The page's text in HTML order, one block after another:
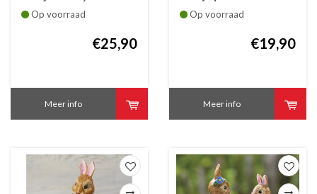
Max 11 cm porselein
Op voorraad
€25,90
Meer info
Bunny Tales Paul 8 cm
Op voorraad
€19,90
Meer info